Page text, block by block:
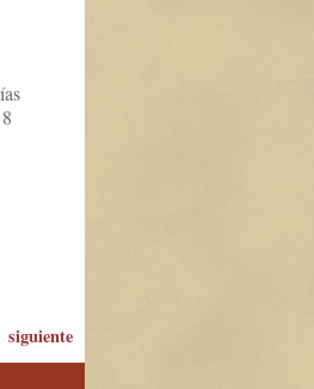
siguiente